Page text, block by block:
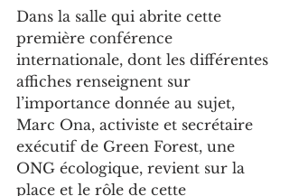
Dans la salle qui abrite cette
première conférence
internationale, dont les différentes
affiches renseignent sur
l’importance donnée au sujet,
Marc Ona, activiste et secrétaire
exécutif de Green Forest, une
ONG écologique, revient sur la
place et le rôle de cette